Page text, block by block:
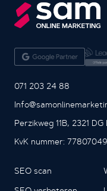
071 203 24 88
Perzikweg 11B, 2321 DG
KvK nummer: 77807049
SEO scan